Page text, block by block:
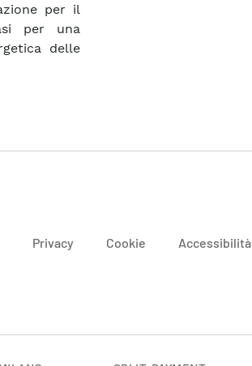
per il
per una
delle
Privacy Cookie Accessibilità